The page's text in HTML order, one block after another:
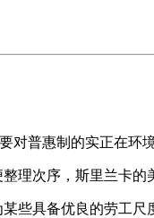
普惠制的实正在环
次序，斯里兰卡的
具备优良的劳工尺